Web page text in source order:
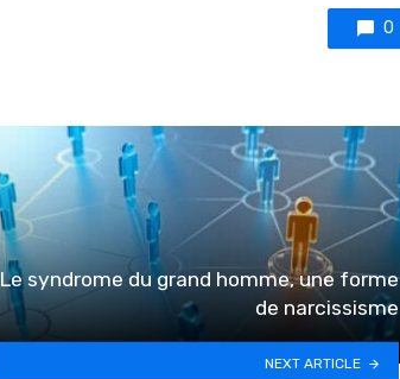
0
Le syndrome du grand homme, une forme
de narcissisme
NEXT ARTICLE